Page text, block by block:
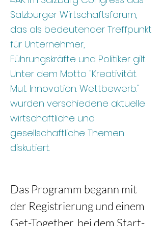
Salzburger Wirtschaftsforum,
das als bedeutender Treffpunkt
für Unternehmer,
Führungskräfte und Politiker gilt.
Unter dem Motto "Kreativität.
Mut. Innovation. Wettbewerb."
wurden verschiedene aktuelle
wirtschaftliche und
gesellschaftliche Themen
diskutiert​.
Das Programm begann mit
der Registrierung und einem
Get-Together, bei dem Start-